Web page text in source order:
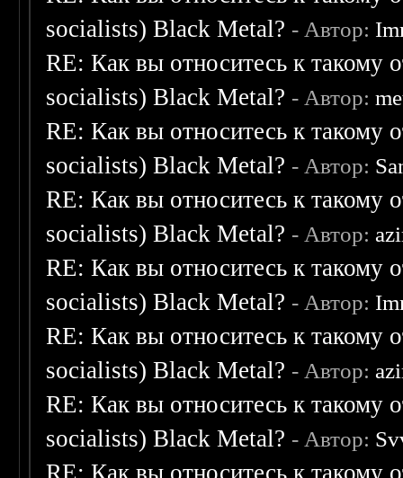
socialists) Black Metal? - Автор:
RE: Как вы относитесь к такому
socialists) Black Metal? - Автор:
RE: Как вы относитесь к такому
socialists) Black Metal? - Автор:
RE: Как вы относитесь к такому
socialists) Black Metal? - Автор:
RE: Как вы относитесь к такому
socialists) Black Metal? - Автор:
RE: Как вы относитесь к такому
socialists) Black Metal? - Автор:
RE: Как вы относитесь к такому
socialists) Black Metal? - Автор: